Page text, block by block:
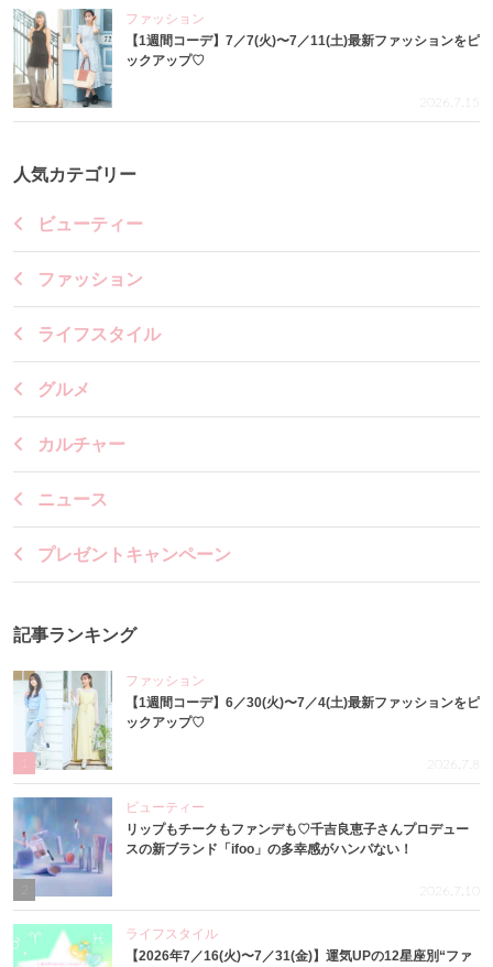
ファッション
【1週間コーデ】7／7(火)〜7／11(土)最新ファッションをピ
ックアップ♡
2026.7.15
人気カテゴリー
ビューティー
ファッション
ライフスタイル
グルメ
カルチャー
ニュース
プレゼントキャンペーン
記事ランキング
ファッション
【1週間コーデ】6／30(火)〜7／4(土)最新ファッションをピ
ックアップ♡
2026.7.8
2
ビューティー
リップもチークもファンデも♡千吉良恵子さんプロデュー
スの新ブランド「ifoo」の多幸感がハンパない！
2026.7.10
ライフスタイル
【2026年7／16(火)〜7／31(金)】運気UPの12星座別“ファ